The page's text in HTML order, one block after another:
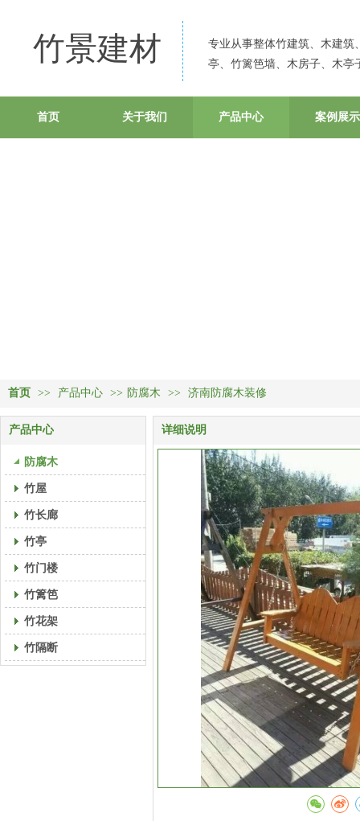
竹景建材 专业从事整体竹建筑、木建筑
亭、竹篱笆墙、木房子、木亭
首页 关于我们 产品中心 案例展示
首页 >> 产品中心 >> 防腐木 >> 济南防腐木装修
产品中心
防腐木
竹屋
竹长廊
竹亭
竹门楼
竹篱笆
竹花架
竹隔断
详细说明